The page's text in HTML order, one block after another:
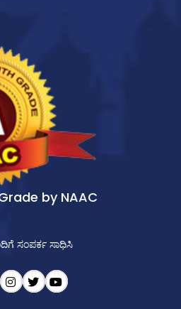
by NAAC
ಸಂಪರ್ಕ ಸಾಧಿಸಿ